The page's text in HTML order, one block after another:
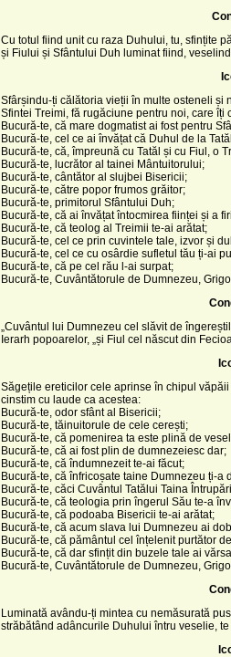
Cu totul fiind unit cu raza Duhului, tu, sfințite
și Fiului și Sfântului Duh luminat fiind,
Sfârșindu-ți călătoria vieții în multe osteneli și
Sfintei Treimi, fă rugăciune pentru noi, care îți
Bucură-te, că mare dogmatist ai fost pentru
Bucură-te, cel ce ai învățat că Duhul de la
Bucură-te, că, împreună cu Tatăl și cu Fiul, o
Bucură-te, lucrător al tainei Mântuitorului;
Bucură-te, cântător al slujbei Bisericii;
Bucură-te, către popor frumos grăitor;
Bucură-te, primitorul Sfântului Duh;
Bucură-te, că ai învățat întocmirea ființei și a
Bucură-te, că teolog al Treimii te-ai arătat;
Bucură-te, cel ce prin cuvintele tale, izvor și
Bucură-te, cel ce cu osârdie sufletul tău ți-ai
Bucură-te, că pe cel rău l-ai surpat;
Bucură-te, Cuvântătorule de Dumnezeu,
„Cuvântul lui Dumnezeu cel slăvit de
Ierarh popoarelor, „și Fiul cel născut din
Săgețile ereticilor cele aprinse în chipul
cinstim cu laude ca acestea:
Bucură-te, odor sfânt al Bisericii;
Bucură-te, tăinuitorule de cele cerești;
Bucură-te, că pomenirea ta este plină de
Bucură-te, că ai fost plin de dumnezeiesc dar;
Bucură-te, că îndumnezeit te-ai făcut;
Bucură-te, că înfricoșate taine Dumnezeu ți-a
Bucură-te, căci Cuvântul Tatălui Taina
Bucură-te, că teologia prin îngerul Său te-a
Bucură-te, că podoaba Bisericii te-ai arătat;
Bucură-te, că acum slava lui Dumnezeu ai
Bucură-te, că pământul cel înțelenit purtător
Bucură-te, că dar sfințit din buzele tale ai
Bucură-te, Cuvântătorule de Dumnezeu,
Luminată avându-ți mintea cu nemăsurată
străbătând adâncurile Duhului întru veselie,